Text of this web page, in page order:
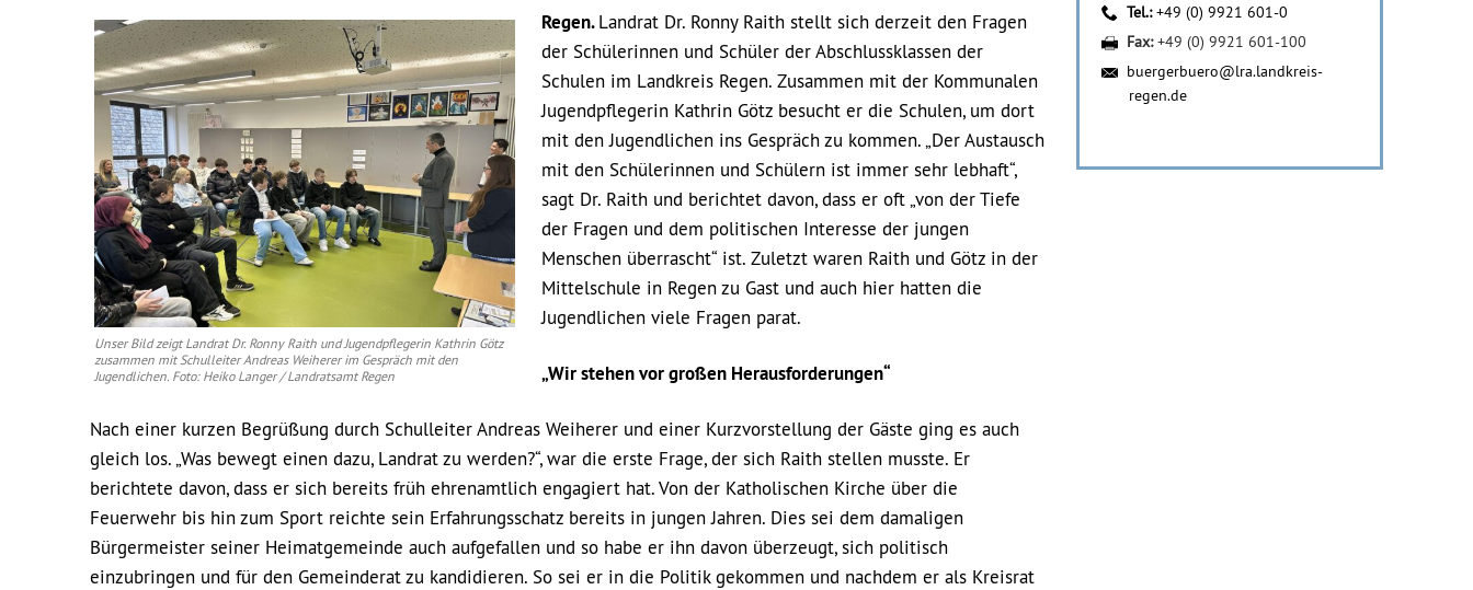
Unser Bild zeigt Landrat Dr. Ronny Raith und Jugendpflegerin Kathrin Götz
zusammen mit Schulleiter Andreas Weiherer im Gespräch mit den
Jugendlichen. Foto: Heiko Langer / Landratsamt Regen
Regen.Landrat Dr. Ronny Raith stellt sich derzeit den Fragen
der Schülerinnen und Schüler der Abschlussklassen der
Schulen im Landkreis Regen. Zusammen mit der Kommunalen
Jugendpflegerin Kathrin Götz besucht er die Schulen, um dort
mit den Jugendlichen ins Gespräch zu kommen. „Der Austausch
mit den Schülerinnen und Schülern ist immer sehr lebhaft“,
sagt Dr. Raith und berichtet davon, dass er oft „von der Tiefe
der Fragen und dem politischen Interesse der jungen
Menschen überrascht“ ist. Zuletzt waren Raith und Götz in der
Mittelschule in Regen zu Gast und auch hier hatten die
Jugendlichen viele Fragen parat.
„Wir stehen vor großen Herausforderungen“
Nach einer kurzen Begrüßung durch Schulleiter Andreas Weiherer und einer Kurzvorstellung der Gäste ging es auch
gleich los. „Was bewegt einen dazu, Landrat zu werden?“, war die erste Frage, der sich Raith stellen musste. Er
berichtete davon, dass er sich bereits früh ehrenamtlich engagiert hat. Von der Katholischen Kirche über die
Feuerwehr bis hin zum Sport reichte sein Erfahrungsschatz bereits in jungen Jahren. Dies sei dem damaligen
Bürgermeister seiner Heimatgemeinde auch aufgefallen und so habe er ihn davon überzeugt, sich politisch
einzubringen und für den Gemeinderat zu kandidieren. So sei er in die Politik gekommen und nachdem er als Kreisrat
Tel.:+49 (0) 9921 601-0
Fax:+49 (0) 9921 601-100
buergerbuero@lra.landkreis-
regen.de